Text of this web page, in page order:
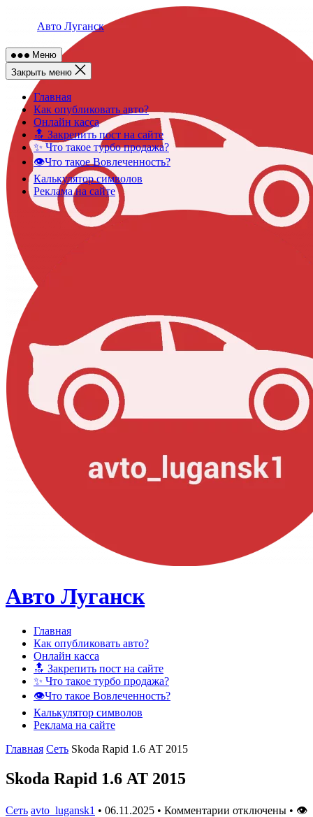
Авто Луганск
Меню
Закрыть меню
Главная
Как опубликовать авто?
Онлайн касса
🔝 Закрепить пост на сайте
✨ Что такое турбо продажа?
👁️Что такое Вовлеченность?
Калькулятор символов
Реклама на сайте
Авто Луганск
Главная
Как опубликовать авто?
Онлайн касса
🔝 Закрепить пост на сайте
✨ Что такое турбо продажа?
👁️Что такое Вовлеченность?
Калькулятор символов
Реклама на сайте
Главная Сеть Skoda Rapid 1.6 АТ 2015
Skoda Rapid 1.6 АТ 2015
Сеть avto_lugansk1 • 06.11.2025 • Комментарии отключены • 👁